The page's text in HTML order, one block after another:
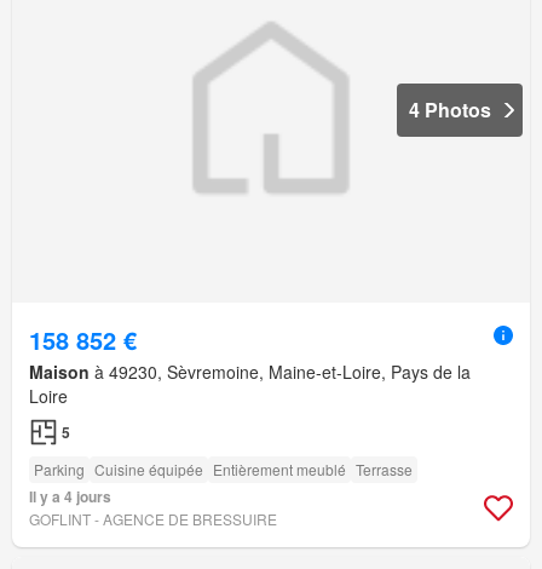
4 Photos
158 852 €
Maison à 49230, Sèvremoine, Maine-et-Loire, Pays de la
Loire
5
Parking Cuisine équipée Entièrement meublé Terrasse
Il y a 4 jours
GOFLINT - AGENCE DE BRESSUIRE